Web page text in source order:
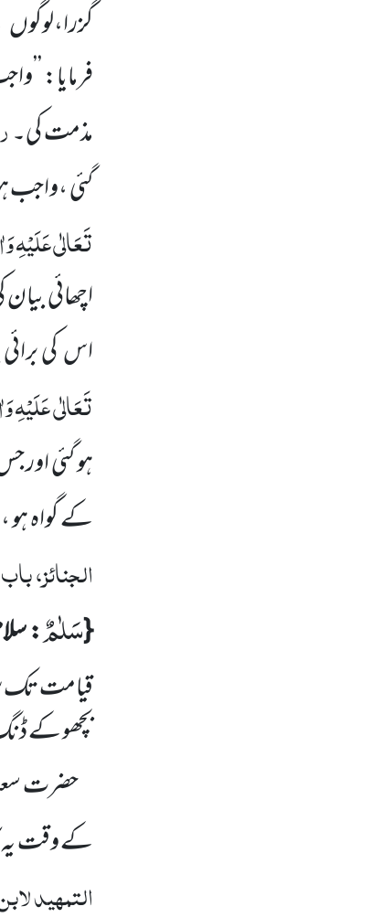
گزرا،لوگوں
فرمایا:
مذمت کی۔
گئی ،واجب
تَعَالٰی عَلَیْہِ
اچھائی
اس کی
تَعَالٰی عَلَیْہِ
ہو گئی اور
کے گواہ ہو
الجنائز،
{سَلٰمٌ:
قیامت تک
بچھو کے
حضرت
کے وقت
التمہید